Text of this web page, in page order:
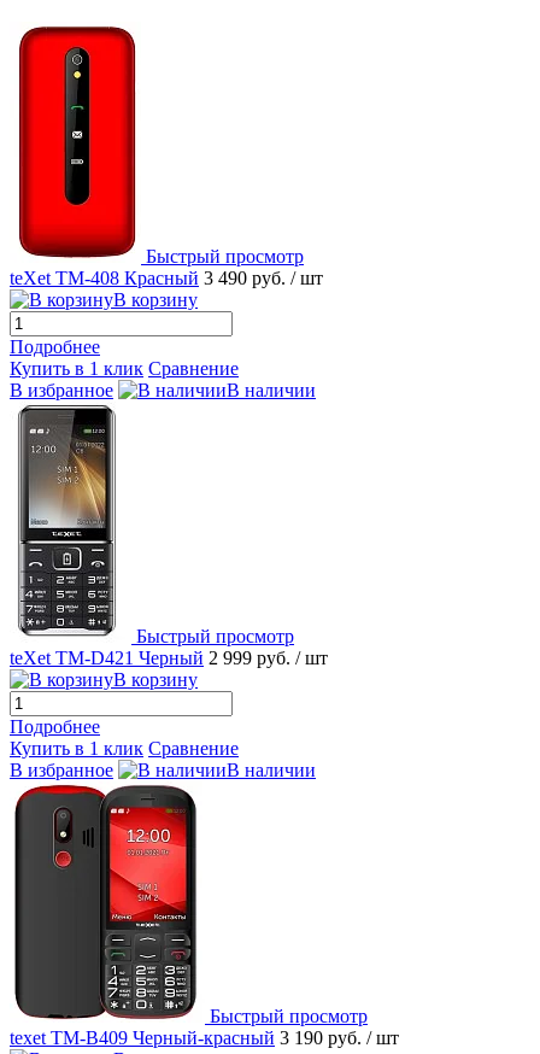
Быстрый просмотр
teXet TM-408 Красный 3 490 руб. / шт
В корзину
Подробнее
Купить в 1 клик Сравнение
В избранное
В наличии
Быстрый просмотр
teXet TM-D421 Черный 2 999 руб. / шт
В корзину
Подробнее
Купить в 1 клик Сравнение
В избранное
В наличии
Быстрый просмотр
texet TM-B409 Черный-красный 3 190 руб. / шт